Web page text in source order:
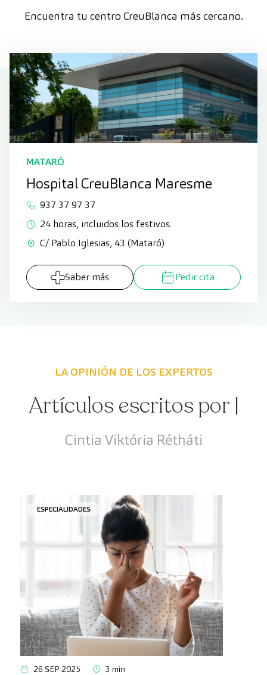
Encuentra tu centro CreuBlanca más cercano.
MATARÓ
Hospital CreuBlanca Maresme
937 37 97 37
24 horas, incluidos los festivos.
C/ Pablo Iglesias, 43 (Mataró)
Saber más Pedir cita
LA OPINIÓN DE LOS EXPERTOS
Artículos escritos por |
Cintia Viktória Rétháti
ESPECIALIDADES
26 SEP 2025 3 min